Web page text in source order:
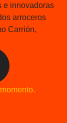
e innovadoras
arroceros
Carrión,